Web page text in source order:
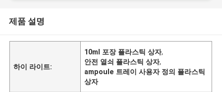
제품 설명
하이 라이트:
10ml 포장 플라스틱 상자,
안전 열쇠 플라스틱 상자,
ampoule 트레이 사용자 정의 플라스틱
상자